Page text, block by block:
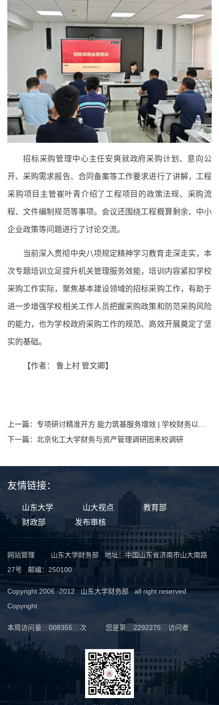
招标采购管理中心主任安爽就政府采购计划、意向公
开、采购需求报告、合同备案等工作要求进行了讲解，工程
采购项目主管崔叶青介绍了工程项目的政策法规、采购流
程、文件编制规范等事项。会议还围绕工程概算剩余、中小
企业政策等问题进行了讨论交流。
当前深入贯彻中央八项规定精神学习教育走深走实，本
次专题培训立足提升机关管理服务效能，培训内容紧扣学校
采购工作实际，聚焦基本建设领域的招标采购工作，有助于
进一步增强学校相关工作人员把握采购政策和防范采购风险
的能力，也为学校政府采购工作的规范、高效开展奠定了坚
实的基础。
【作者： 鲁上村 管文卿】
下一篇：北京化工大学财务与资产管理调研团来校调研
友情链接：
山东大学 山大视点
教育部
财政部
发布审核
网站管理
山东大学财务部 地址：中国山东省济南市山大南路
27号 邮编：250100
Copyright 2006 -2012 山东大学财务部 all right reserved
Copyright
本周访问量 008355 次 您是第 2292275 访问者